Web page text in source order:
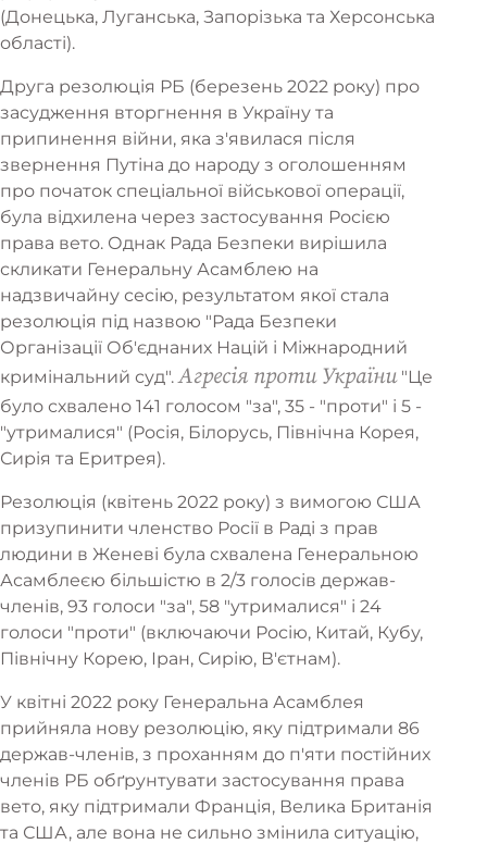
(Донецька, Луганська, Запорізька та Херсонська
області).
Друга резолюція РБ (березень 2022 року) про
засудження вторгнення в Україну та
припинення війни, яка з'явилася після
звернення Путіна до народу з оголошенням
про початок спеціальної військової операції,
була відхилена через застосування Росією
права вето. Однак Рада Безпеки вирішила
скликати Генеральну Асамблею на
надзвичайну сесію, результатом якої стала
резолюція під назвою "Рада Безпеки
Організації Об'єднаних Націй і Міжнародний
кримінальний суд".Агресія проти України"Це
було схвалено 141 голосом "за", 35 - "проти" і 5 -
"утрималися" (Росія, Білорусь, Північна Корея,
Сирія та Еритрея).
Резолюція (квітень 2022 року) з вимогою США
призупинити членство Росії в Раді з прав
людини в Женеві була схвалена Генеральною
Асамблеєю більшістю в 2/3 голосів держав-
членів, 93 голоси "за", 58 "утрималися" і 24
голоси "проти" (включаючи Росію, Китай, Кубу,
Північну Корею, Іран, Сирію, В'єтнам).
У квітні 2022 року Генеральна Асамблея
прийняла нову резолюцію, яку підтримали 86
держав-членів, з проханням до п'яти постійних
членів РБ обґрунтувати застосування права
вето, яку підтримали Франція, Велика Британія
та США, але вона не сильно змінила ситуацію,